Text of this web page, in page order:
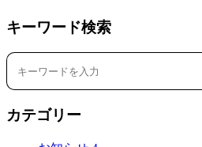
キーワード検索
カテゴリー